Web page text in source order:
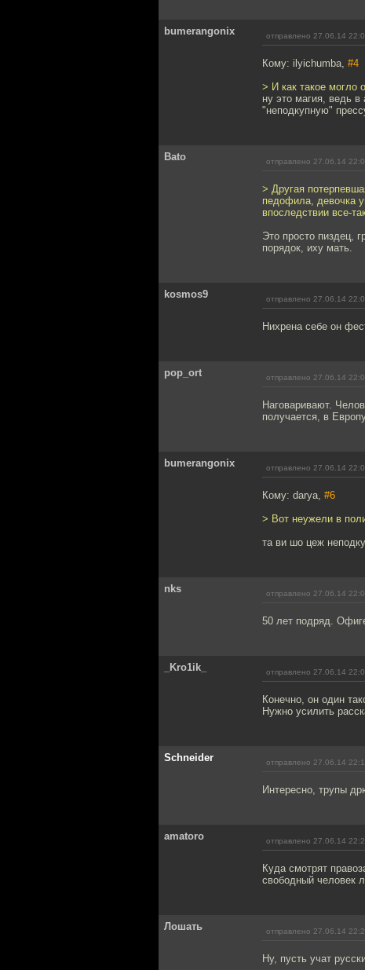
bumerangonix отправлено 27.06.14
Кому: ilyichumba, #4
> И как такое могло
ну это магия, ведь в
"неподкупную"
Bato отправлено 27.06.14
> Другая
педофила, девочка
впоследствии все-
Это просто пиздец,
порядок, иху мать.
kosmos9 отправлено 27.06.14
Нихрена себе он
pop_ort отправлено 27.06.14
Наговаривают.
получается, в
bumerangonix отправлено 27.06.14
Кому: darya, #6
> Вот неужели в
та ви шо цеж
nks отправлено 27.06.14
50 лет подряд.
_Kro1ik_ отправлено 27.06.14
Конечно, он один
Нужно усилить
Schneider отправлено 27.06.14
Интересно, трупы
amatoro отправлено 27.06.14
Куда смотрят
свободный человек
Лошать отправлено 27.06.14
Ну, пусть учат